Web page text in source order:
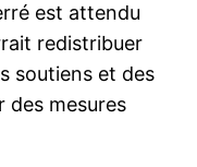
est attendu
redistribuer
soutiens et des
des mesures